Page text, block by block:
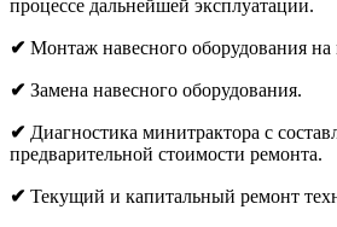
процессе дальнейшей эксплуатации.
✔ Монтаж навесного оборудования на
✔ Замена навесного оборудования.
✔ Диагностика минитрактора с
предварительной стоимости ремонта.
✔ Текущий и капитальный ремонт